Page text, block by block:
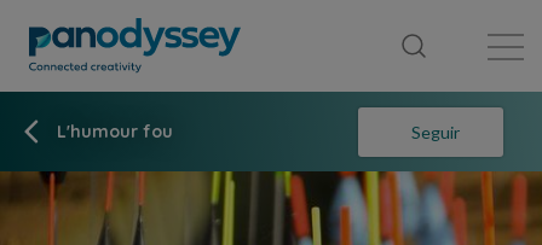
L'humour fou Seguir